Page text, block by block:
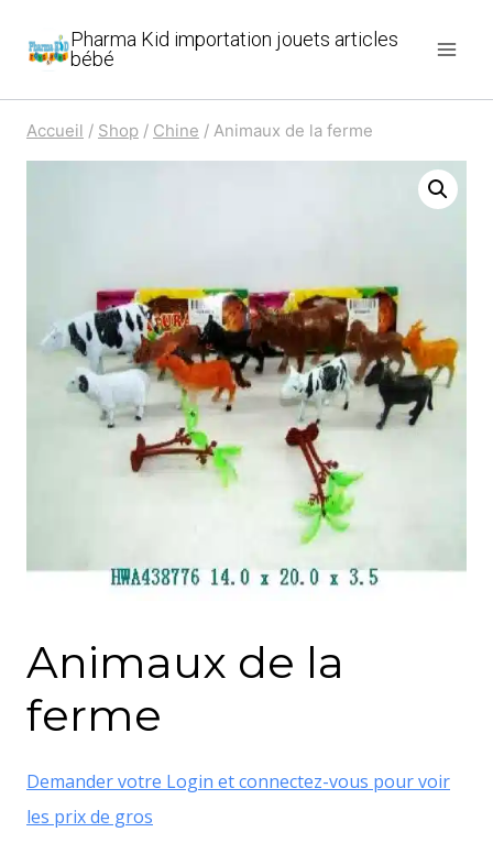
Pharma Kid importation jouets articles
bébé
Accueil / Shop / Chine / Animaux de la ferme
Animaux de la
ferme
Demander votre Login et connectez-vous pour voir
les prix de gros